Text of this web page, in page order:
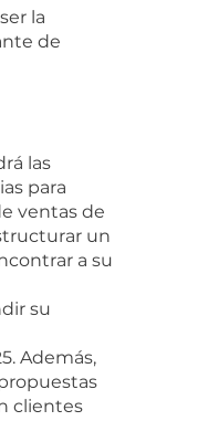
la
de
las
para
ventas de
un
a su
su
Además,
clientes